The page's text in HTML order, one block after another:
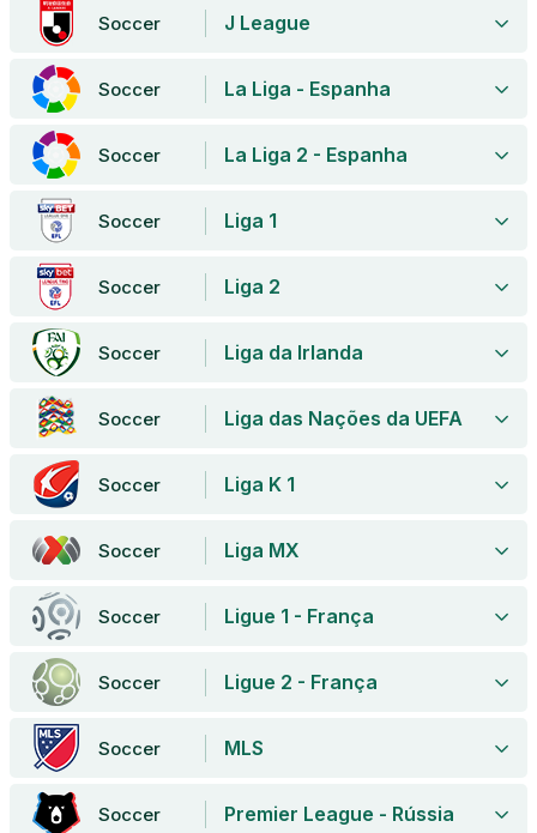
Soccer J League
Soccer La Liga - Espanha
Soccer La Liga 2 - Espanha
Soccer Liga 1
Soccer Liga 2
Soccer Liga da Irlanda
Soccer Liga das Nações da UEFA
Soccer Liga K 1
Soccer Liga MX
Soccer Ligue 1 - França
Soccer Ligue 2 - França
Soccer MLS
Soccer Premier League - Rússia